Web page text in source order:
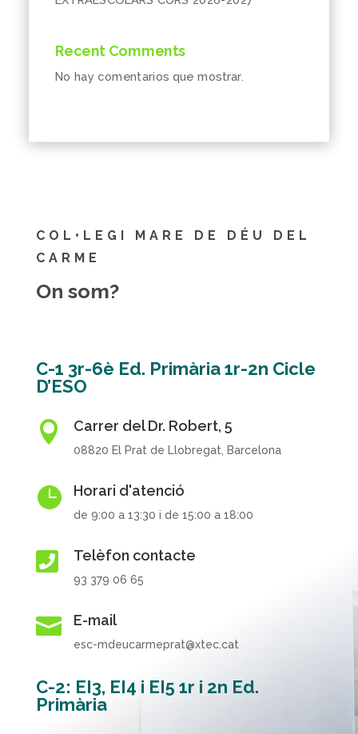
Recent Comments
No hay comentarios que mostrar.
COL•LEGI MARE DE DÉU DEL
CARME
On som?
C-1 3r-6è Ed. Primària 1r-2n Cicle
D’ESO
 Carrer del Dr. Robert, 5
08820 El Prat de Llobregat, Barcelona
 Horari d'atenció
de 9:00 a 13:30 i de 15:00 a 18:00
 Telèfon contacte
93 379 06 65
 E-mail
esc-mdeucarmeprat@xtec.cat
C-2: EI3, EI4 i EI5 1r i 2n Ed.
Primària